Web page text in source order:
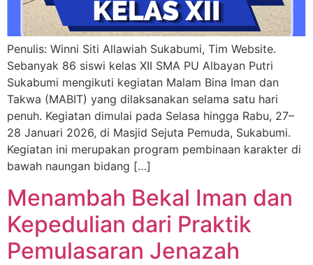
Penulis: Winni Siti Allawiah Sukabumi, Tim Website.
Sebanyak 86 siswi kelas XII SMA PU Albayan Putri
Sukabumi mengikuti kegiatan Malam Bina Iman dan
Takwa (MABIT) yang dilaksanakan selama satu hari
penuh. Kegiatan dimulai pada Selasa hingga Rabu, 27–
28 Januari 2026, di Masjid Sejuta Pemuda, Sukabumi.
Kegiatan ini merupakan program pembinaan karakter di
bawah naungan bidang […]
Menambah Bekal Iman dan
Kepedulian dari Praktik
Pemulasaran Jenazah